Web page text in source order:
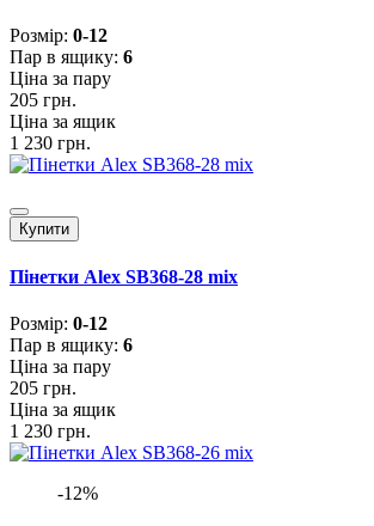
Розмiр: 0-12
Пар в ящику: 6
Ціна за пару
205 грн.
Ціна за ящик
1 230 грн.
Купити
Пінетки Alex SB368-28 mix
Розмiр: 0-12
Пар в ящику: 6
Ціна за пару
205 грн.
Ціна за ящик
1 230 грн.
-12%